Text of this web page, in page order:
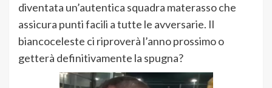
diventata un’autentica squadra materasso che
assicura punti facili a tutte le avversarie. Il
biancoceleste ci riproverà l’anno prossimo o
getterà definitivamente la spugna?